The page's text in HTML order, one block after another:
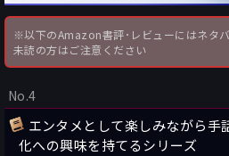
※以下のAmazon書評･レビューにはネタバ
未読の方はご注意ください
No.4
エンタメとして楽しみながら手
化への興味を持てるシリーズ